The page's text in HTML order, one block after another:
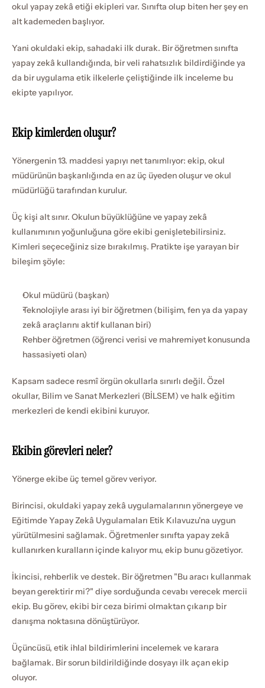
okul yapay zekâ etiği ekipleri var. Sınıfta olup biten her şey en
alt kademeden başlıyor.
Yani okuldaki ekip, sahadaki ilk durak. Bir öğretmen sınıfta
yapay zekâ kullandığında, bir veli rahatsızlık bildirdiğinde ya
da bir uygulama etik ilkelerle çeliştiğinde ilk inceleme bu
ekipte yapılıyor.
Ekip kimlerden oluşur?
Yönergenin 13. maddesi yapıyı net tanımlıyor: ekip, okul
müdürünün başkanlığında en az üç üyeden oluşur ve okul
müdürlüğü tarafından kurulur.
Üç kişi alt sınır. Okulun büyüklüğüne ve yapay zekâ
kullanımının yoğunluğuna göre ekibi genişletebilirsiniz.
Kimleri seçeceğiniz size bırakılmış. Pratikte işe yarayan bir
bileşim şöyle:
Okul müdürü (başkan)
Teknolojiyle arası iyi bir öğretmen (bilişim, fen ya da yapay
zekâ araçlarını aktif kullanan biri)
Rehber öğretmen (öğrenci verisi ve mahremiyet konusunda
hassasiyeti olan)
Kapsam sadece resmî örgün okullarla sınırlı değil. Özel
okullar, Bilim ve Sanat Merkezleri (BİLSEM) ve halk eğitim
merkezleri de kendi ekibini kuruyor.
Ekibin görevleri neler?
Yönerge ekibe üç temel görev veriyor.
Birincisi, okuldaki yapay zekâ uygulamalarının yönergeye ve
Eğitimde Yapay Zekâ Uygulamaları Etik Kılavuzu'na uygun
yürütülmesini sağlamak. Öğretmenler sınıfta yapay zekâ
kullanırken kuralların içinde kalıyor mu, ekip bunu gözetiyor.
İkincisi, rehberlik ve destek. Bir öğretmen "Bu aracı kullanmak
beyan gerektirir mi?" diye sorduğunda cevabı verecek mercii
ekip. Bu görev, ekibi bir ceza birimi olmaktan çıkarıp bir
danışma noktasına dönüştürüyor.
Üçüncüsü, etik ihlal bildirimlerini incelemek ve karara
bağlamak. Bir sorun bildirildiğinde dosyayı ilk açan ekip
oluyor.